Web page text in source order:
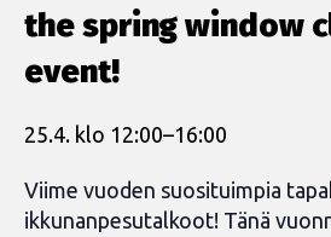
the spring window
event!
25.4. klo 12:00–16:00
Viime vuoden suosituimpia
ikkunanpesutalkoot! Tänä